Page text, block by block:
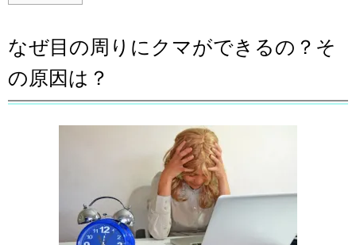
なぜ目の周りにクマができるの？そ
の原因は？